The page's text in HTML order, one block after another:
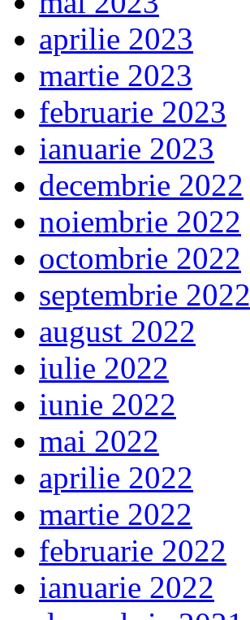
aprilie 2023
martie 2023
februarie 2023
ianuarie 2023
decembrie 2022
noiembrie 2022
octombrie 2022
septembrie 2022
august 2022
iulie 2022
iunie 2022
mai 2022
aprilie 2022
martie 2022
februarie 2022
ianuarie 2022